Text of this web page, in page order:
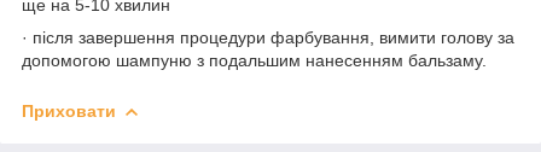
ще на 5-10 хвилин
· після завершення процедури фарбування, вимити голову за
допомогою шампуню з подальшим нанесенням бальзаму.
Приховати